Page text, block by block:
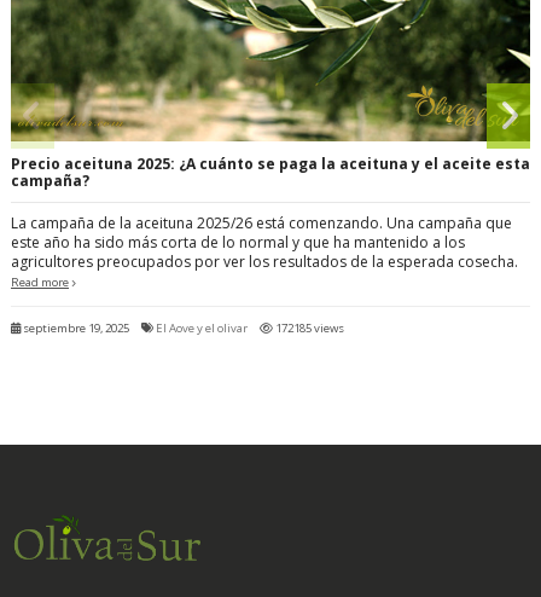
Precio aceituna 2025: ¿A cuánto se paga la aceituna y el aceite esta
campaña?
La campaña de la aceituna 2025/26 está comenzando. Una campaña que
este año ha sido más corta de lo normal y que ha mantenido a los
agricultores preocupados por ver los resultados de la esperada cosecha.
Read more
septiembre 19, 2025 El Aove y el olivar 172185 views